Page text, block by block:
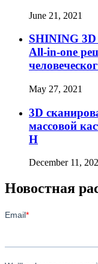
June 21, 2021
SHINING 3D
All-in-one
May 27, 2021
3D
массовой
H
December 11,
Новостная